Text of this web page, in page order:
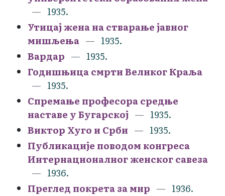
1935.
Утицај жена на стварање јавног
мишљења
1935.
Вардар
1935.
Годишњица смрти Великог Краља
1935.
Спремање професора средње
наставе у Бугарској
1935.
Виктор Хуго и Срби
1935.
Публикације поводом конгреса
Интернационалног женског савеза
1936.
Преглед покрета за мир
1936.